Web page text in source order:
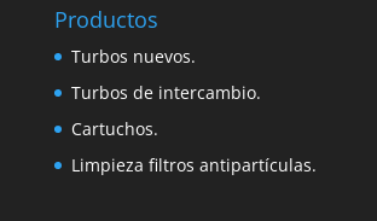
Productos
Turbos nuevos.
Turbos de intercambio.
Cartuchos.
Limpieza filtros antipartículas.